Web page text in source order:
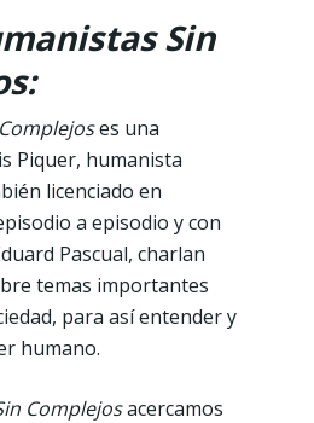
Sin
es una
Piquer, humanista
licenciado en
a episodio y con
Pascual, charlan
temas importantes
para así entender y
humano.
Complejosacercamos